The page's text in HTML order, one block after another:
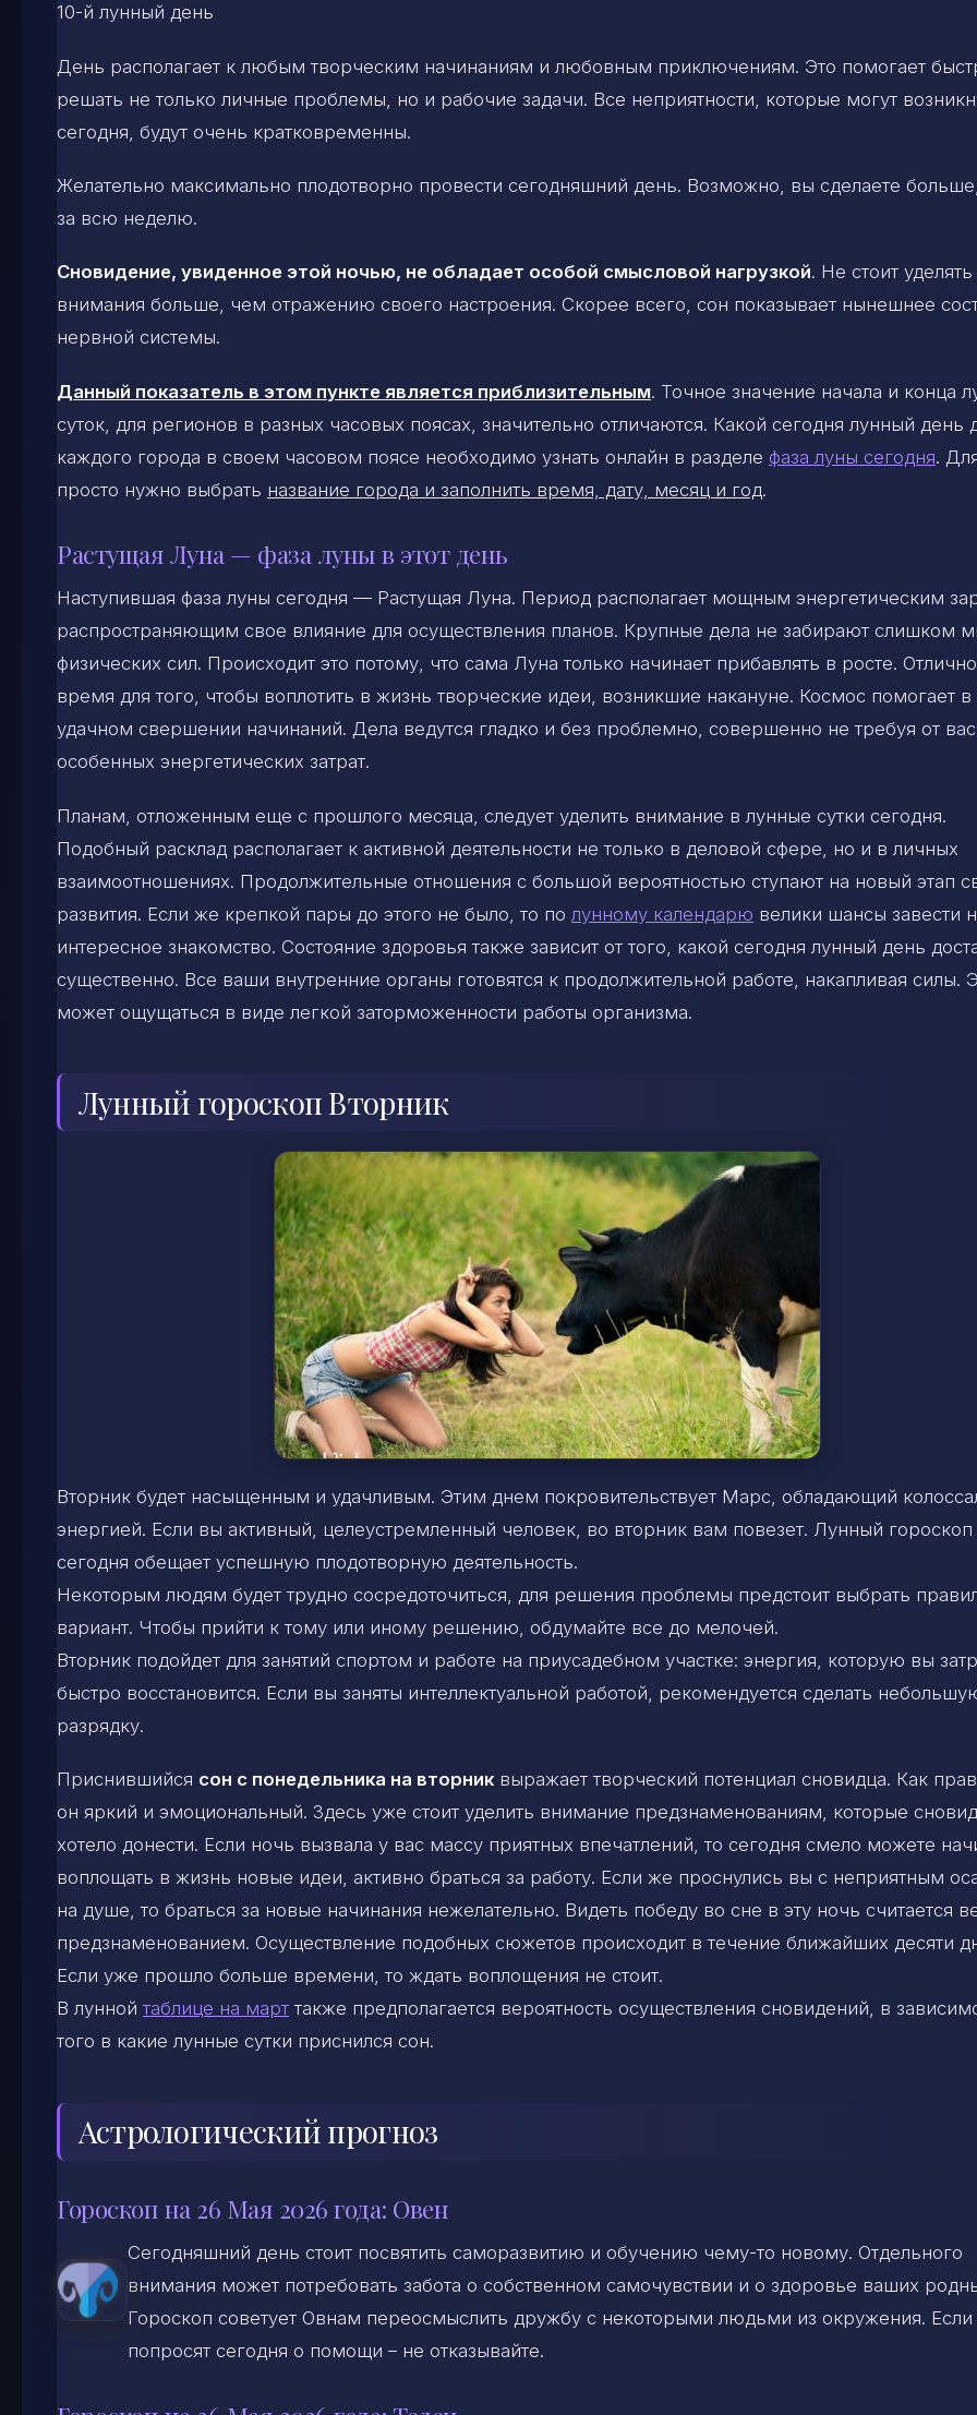
10-й лунный день
День располагает к любым творческим начинаниям и любовным приключениям. Это помогает
решать не только личные проблемы, но и рабочие задачи. Все неприятности, которые могут
сегодня, будут очень кратковременны.
Желательно максимально плодотворно провести сегодняшний день. Возможно, вы сделаете
за всю неделю.
Сновидение, увиденное этой ночью, не обладает особой смысловой нагрузкой. Не стоит
внимания больше, чем отражению своего настроения. Скорее всего, сон показывает нынешнее
нервной системы.
Данный показатель в этом пункте является приблизительным. Точное значение начала и конца
суток, для регионов в разных часовых поясах, значительно отличаются. Какой сегодня лунный день
каждого города в своем часовом поясе необходимо узнать онлайн в разделе фаза луны сегодня.
просто нужно выбрать название города и заполнить время, дату, месяц и год.
Растущая Луна — фаза луны в этот день
Наступившая фаза луны сегодня — Растущая Луна. Период располагает мощным энергетическим
распространяющим свое влияние для осуществления планов. Крупные дела не забирают слишком
физических сил. Происходит это потому, что сама Луна только начинает прибавлять в росте.
время для того, чтобы воплотить в жизнь творческие идеи, возникшие накануне. Космос помогает в
удачном свершении начинаний. Дела ведутся гладко и без проблемно, совершенно не требуя от вас
особенных энергетических затрат.
Планам, отложенным еще с прошлого месяца, следует уделить внимание в лунные сутки сегодня.
Подобный расклад располагает к активной деятельности не только в деловой сфере, но и в личных
взаимоотношениях. Продолжительные отношения с большой вероятностью ступают на новый этап
развития. Если же крепкой пары до этого не было, то по лунному календарю велики шансы завести
интересное знакомство. Состояние здоровья также зависит от того, какой сегодня лунный день
существенно. Все ваши внутренние органы готовятся к продолжительной работе, накапливая силы.
может ощущаться в виде легкой заторможенности работы организма.
Лунный гороскоп Вторник
Вторник будет насыщенным и удачливым. Этим днем покровительствует Марс, обладающий
энергией. Если вы активный, целеустремленный человек, во вторник вам повезет. Лунный гороскоп
сегодня обещает успешную плодотворную деятельность.
Некоторым людям будет трудно сосредоточиться, для решения проблемы предстоит выбрать
вариант. Чтобы прийти к тому или иному решению, обдумайте все до мелочей.
Вторник подойдет для занятий спортом и работе на приусадебном участке: энергия, которую вы
быстро восстановится. Если вы заняты интеллектуальной работой, рекомендуется сделать
разрядку.
Приснившийся сон с понедельника на вторник выражает творческий потенциал сновидца. Как
он яркий и эмоциональный. Здесь уже стоит уделить внимание предзнаменованиям, которые
хотело донести. Если ночь вызвала у вас массу приятных впечатлений, то сегодня смело можете
воплощать в жизнь новые идеи, активно браться за работу. Если же проснулись вы с неприятным
на душе, то браться за новые начинания нежелательно. Видеть победу во сне в эту ночь считается
предзнаменованием. Осуществление подобных сюжетов происходит в течение ближайших десяти
Если уже прошло больше времени, то ждать воплощения не стоит.
В луннойтаблице на март также предполагается вероятность осуществления сновидений, в
того в какие лунные сутки приснился сон.
Астрологический прогноз
Гороскоп на 26 Мая 2026 года: Овен
Сегодняшний день стоит посвятить саморазвитию и обучению чему-то новому. Отдельного
внимания может потребовать забота о собственном самочувствии и о здоровье ваших
Гороскоп советует Овнам переосмыслить дружбу с некоторыми людьми из окружения. Если
попросят сегодня о помощи – не отказывайте.